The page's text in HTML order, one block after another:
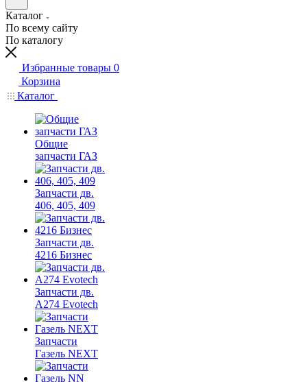
Каталог
По всему сайту
По каталогу
Избранные товары 0
Корзина
Каталог
Общие
запчасти ГАЗ
Запчасти дв.
406, 405, 409
Запчасти дв.
4216 Бизнес
Запчасти дв.
A274 Evotech
Запчасти
Газель NEXT